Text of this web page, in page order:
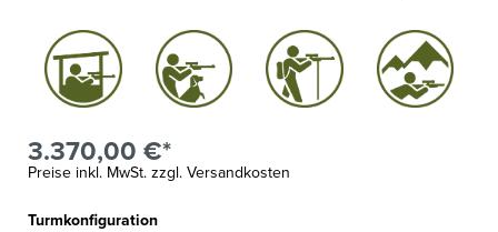
3.370,00 €*
Preise inkl. MwSt. zzgl. Versandkosten
Turmkonfiguration